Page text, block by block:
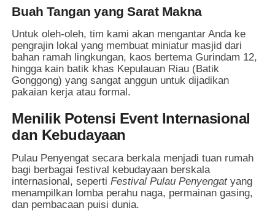
Buah Tangan yang Sarat Makna
Untuk oleh-oleh, tim kami akan mengantar Anda ke
pengrajin lokal yang membuat miniatur masjid dari
bahan ramah lingkungan, kaos bertema Gurindam 12,
hingga kain batik khas Kepulauan Riau (Batik
Gonggong) yang sangat anggun untuk dijadikan
pakaian kerja atau formal.
Menilik Potensi Event Internasional
dan Kebudayaan
Pulau Penyengat secara berkala menjadi tuan rumah
bagi berbagai festival kebudayaan berskala
internasional, sepertiFestival Pulau Penyengatyang
menampilkan lomba perahu naga, permainan gasing,
dan pembacaan puisi dunia.